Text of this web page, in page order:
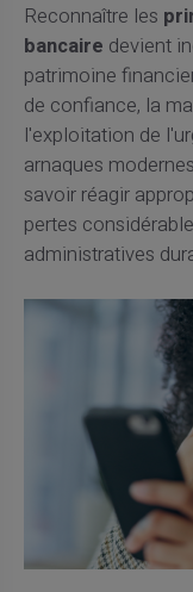
Reconnaître les
bancaire devient
patrimoine
de confiance, la
l'exploitation de
arnaques
savoir réagir
pertes
administratives